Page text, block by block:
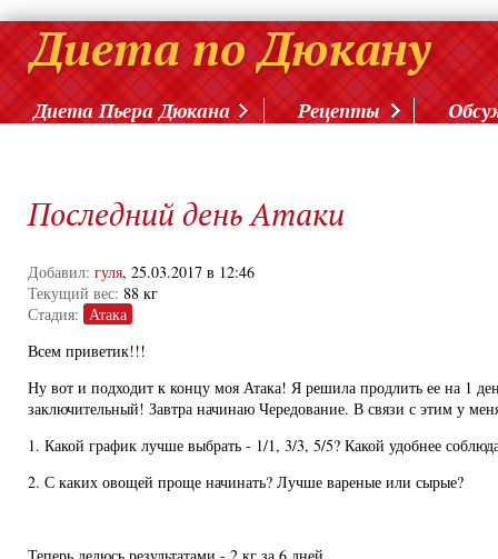
Диета Пьера Дюкана Рецепты
Последний день Атаки
Добавил: гуля, 25.03.2017 в 12:46
Текущий вес: 88 кг
Стадия: Атака
Всем приветик!!!
Ну вот и подходит к концу моя Атака! Я решила продлить ее на 1
заключительный! Завтра начинаю Чередование. В связи с этим у
1. Какой график лучше выбрать - 1/1, 3/3, 5/5? Какой удобнее
2. С каких овощей проще начинать? Лучше вареные или сырые?